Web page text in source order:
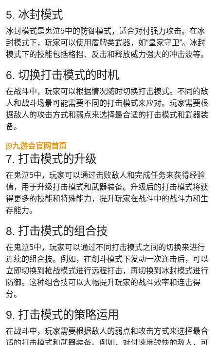
5. 冰封模式
冰封模式是鬼泣5中的防御模式，适合对付强力攻击。在冰
封模式下，玩家可以使用盾牌类武器，如“皇家守卫”。冰封
模式下的技能包括格挡、反击和释放威力强大的冲击波等。
6. 切换打击模式的时机
在战斗中，玩家可以根据情况随时切换打击模式。不同的敌
人和战斗场景可能需要不同的打击模式来应对。玩家需要根
据敌人的攻击方式和弱点来选择最合适的打击模式和武器装
备。
j9九游会官网首页
7. 打击模式的升级
在鬼泣5中，玩家可以通过击败敌人和完成任务来获得经验
值，用于升级打击模式和武器装备。升级后的打击模式将获
得更多的技能和特殊能力，提升玩家在战斗中的战斗力和生
存能力。
8. 打击模式的组合技
在鬼泣5中，玩家可以通过不同打击模式之间的切换来进行
连续的组合技。例如，在剑斗模式下发动一次连击后，可以
立即切换到枪战模式进行远程打击，再切换到冰封模式进行
防御。这种组合技可以大幅提升玩家的战斗效率和连击得
分。
9. 打击模式的策略运用
在战斗中，玩家需要根据敌人的弱点和攻击方式来选择最合
适的打击模式和武器装备。例如，对付速度较快的敌人，可